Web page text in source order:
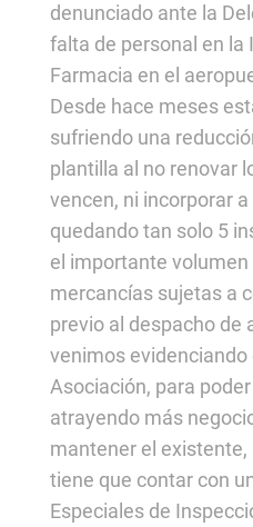
denunciado ante la
falta de personal en la
Farmacia en el
Desde hace meses
sufriendo una
plantilla al no renovar
vencen, ni incorporar
quedando tan solo 5
el importante
mercancías sujetas a
previo al despacho de
venimos evidenciando
Asociación, para
atrayendo más
mantener el existente,
tiene que contar con
Especiales de